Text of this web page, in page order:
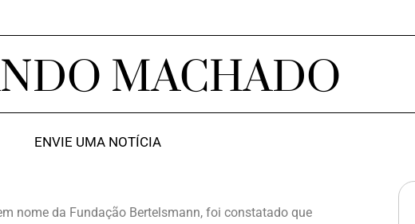
MACHADO
ENVIE UMA NOTÍCIA
nome da Fundação Bertelsmann, foi constatado que